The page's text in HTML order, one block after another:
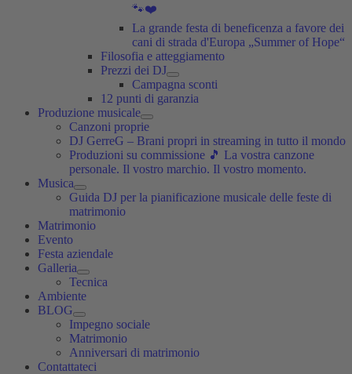
🐾❤️
La grande festa di beneficenza a favore dei
cani di strada d'Europa „Summer of Hope“
Filosofia e atteggiamento
Prezzi dei DJ
Campagna sconti
12 punti di garanzia
Produzione musicale
Canzoni proprie
DJ GerreG – Brani propri in streaming in tutto il mondo
Produzioni su commissione 🎵 La vostra canzone
personale. Il vostro marchio. Il vostro momento.
Musica
Guida DJ per la pianificazione musicale delle feste di
matrimonio
Matrimonio
Evento
Festa aziendale
Galleria
Tecnica
Ambiente
BLOG
Impegno sociale
Matrimonio
Anniversari di matrimonio
Contattateci